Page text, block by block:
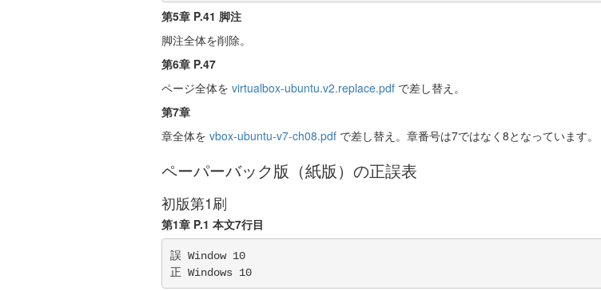
第5章 P.41 脚注
脚注全体を削除。
第6章 P.47
ページ全体を virtualbox-ubuntu.v2.replace.pdf で差し替え。
第7章
章全体を vbox-ubuntu-v7-ch08.pdf で差し替え。章番号は7ではなく8となっています。
ペーパーバック版（紙版）の正誤表
初版第1刷
第1章 P.1 本文7行目
誤 Window 10
正 Windows 10